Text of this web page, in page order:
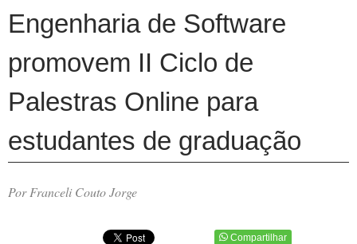
Engenharia de Software
promovem II Ciclo de
Palestras Online para
estudantes de graduação
Por Franceli Couto Jorge
Compartilhar